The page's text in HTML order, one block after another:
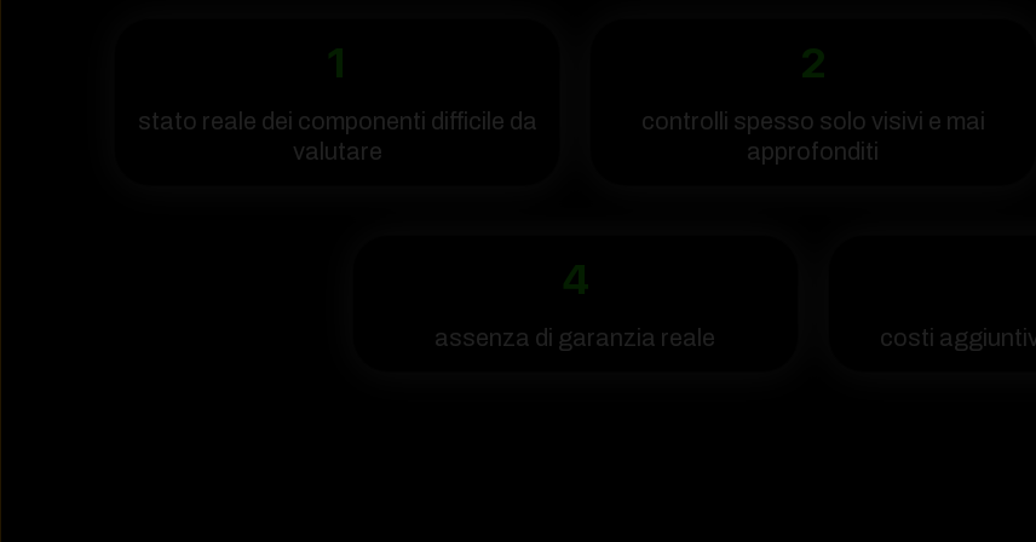
1
stato reale dei componenti difficile da
valutare
2
controlli spesso solo visivi e mai
approfonditi
4
assenza di garanzia reale costi